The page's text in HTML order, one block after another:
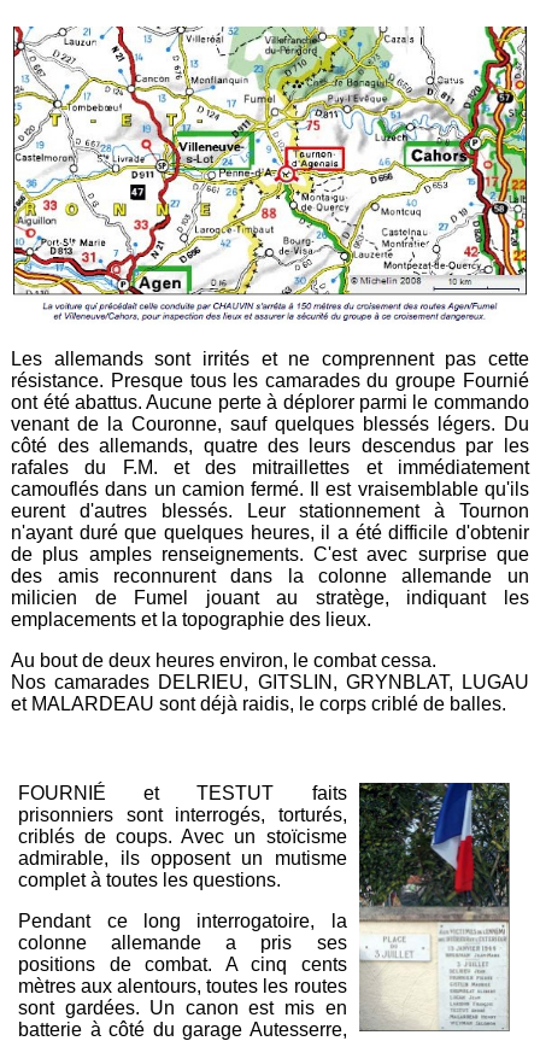
Les allemands sont irrités et ne comprennent pas cette
résistance. Presque tous les camarades du groupe Fournié
ont été abattus. Aucune perte à déplorer parmi le commando
venant de la Couronne, sauf quelques blessés légers. Du
côté des allemands, quatre des leurs descendus par les
rafales du F.M. et des mitraillettes et immédiatement
camouflés dans un camion fermé. Il est vraisemblable qu'ils
eurent d'autres blessés. Leur stationnement à Tournon
n'ayant duré que quelques heures, il a été difficile d'obtenir
de plus amples renseignements. C'est avec surprise que
des amis reconnurent dans la colonne allemande un
milicien de Fumel jouant au stratège, indiquant les
emplacements et la topographie des lieux.
Au bout de deux heures environ, le combat cessa.
Nos camarades DELRIEU, GITSLIN, GRYNBLAT, LUGAU
et MALARDEAU sont déjà raidis, le corps criblé de balles.
FOURNIÉ et TESTUT faits
prisonniers sont interrogés, torturés,
criblés de coups. Avec un stoïcisme
admirable, ils opposent un mutisme
complet à toutes les questions.
Pendant ce long interrogatoire, la
colonne allemande a pris ses
positions de combat. A cinq cents
mètres aux alentours, toutes les routes
sont gardées. Un canon est mis en
batterie à côté du garage Autesserre,